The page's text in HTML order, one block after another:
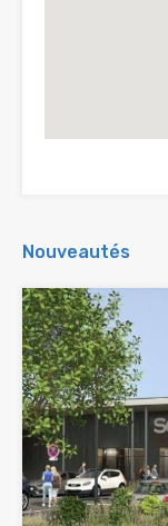
Nouveautés